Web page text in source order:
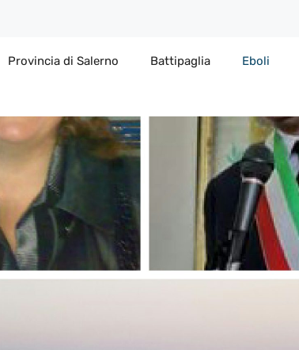
Provincia di Salerno Battipaglia Eboli